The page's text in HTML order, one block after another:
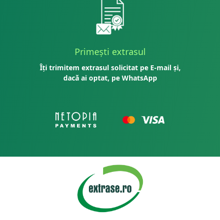
Primești extrasul
Îți trimitem extrasul solicitat pe E-mail și,
dacă ai optat, pe WhatsApp